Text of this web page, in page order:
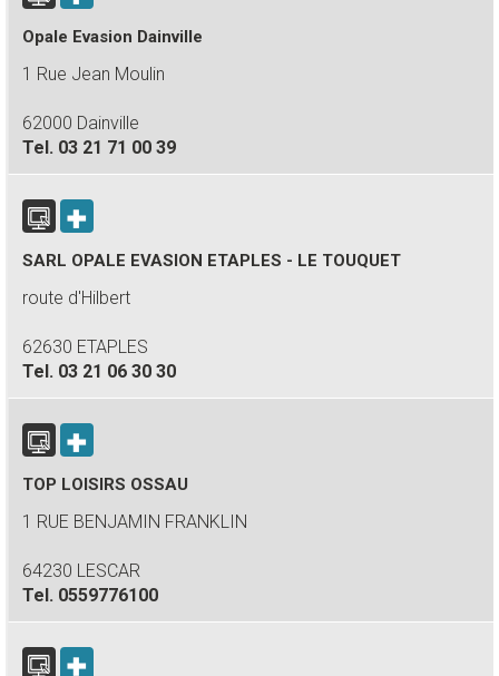
Opale Evasion Dainville
1 Rue Jean Moulin
62000 Dainville
Tel. 03 21 71 00 39
SARL OPALE EVASION ETAPLES - LE TOUQUET
route d'Hilbert
62630 ETAPLES
Tel. 03 21 06 30 30
TOP LOISIRS OSSAU
1 RUE BENJAMIN FRANKLIN
64230 LESCAR
Tel. 0559776100